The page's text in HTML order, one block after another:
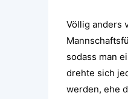
Völlig anders
sodass man
drehte sich
werden, ehe